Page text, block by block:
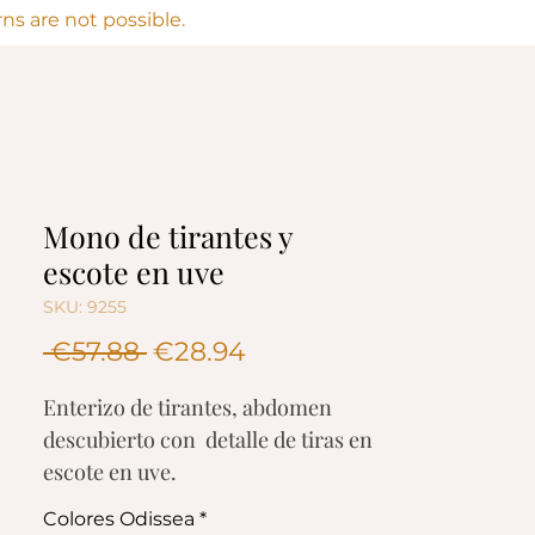
are not possible.
Mono de tirantes y
escote en uve
SKU: 9255
€57.88 Regular
€28.94Sale
Enterizo de tirantes, abdomen
descubierto con detalle de tiras en
escote en uve.
Escote en uve con aplique dorado.
Colores Odissea *